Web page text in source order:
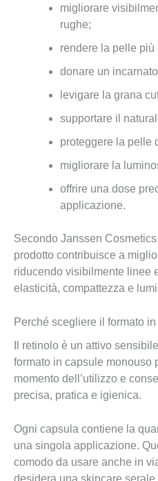
migliorare
rughe;
rendere la pelle più
donare un
levigare la grana
supportare il
proteggere la pelle
migliorare la
offrire una dose
applicazione.
Secondo Janssen
prodotto contribuisce a
riducendo visibilmente linee
elasticità, compattezza e
Perché scegliere il formato
Il retinolo è un attivo
formato in capsule monouso
momento dell’utilizzo e
precisa, pratica e igienica.
Ogni capsula contiene la
una singola applicazione.
comodo da usare anche in